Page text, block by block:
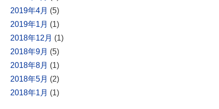
2019年4月 (5)
2019年1月 (1)
2018年12月 (1)
2018年9月 (5)
2018年8月 (1)
2018年5月 (2)
2018年1月 (1)